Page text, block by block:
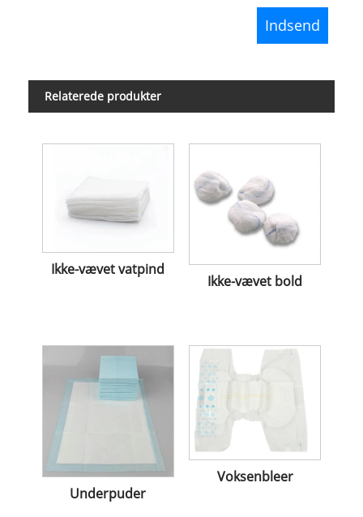
Relaterede produkter
Ikke-vævet vatpind
Ikke-vævet bold
Underpuder
Voksenbleer